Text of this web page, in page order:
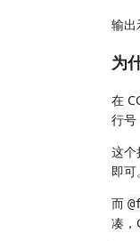
输出
为
在
行号
这个
即可
而
凑，